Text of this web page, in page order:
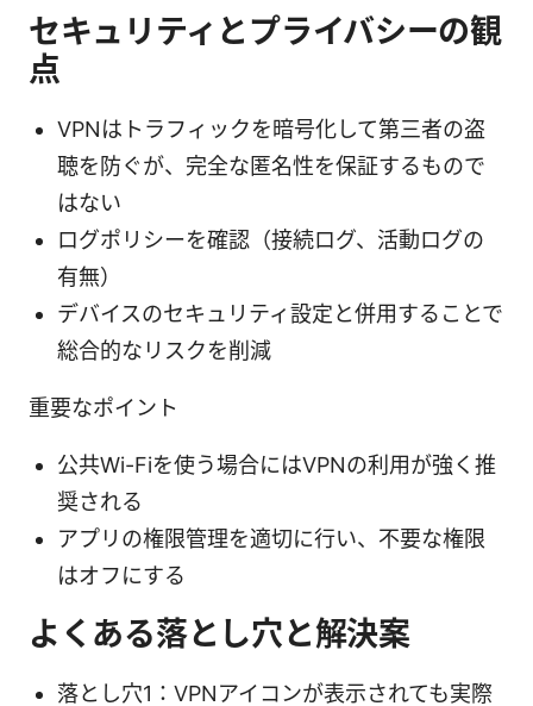
セキュリティとプライバシーの観
点
VPNはトラフィックを暗号化して第三者の盗
聴を防ぐが、完全な匿名性を保証するもので
はない
ログポリシーを確認（接続ログ、活動ログの
有無）
デバイスのセキュリティ設定と併用することで
総合的なリスクを削減
重要なポイント
公共Wi-Fiを使う場合にはVPNの利用が強く推
奨される
アプリの権限管理を適切に行い、不要な権限
はオフにする
よくある落とし穴と解決案
落とし穴1：VPNアイコンが表示されても実際